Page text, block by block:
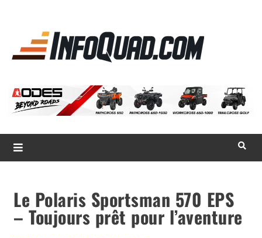
Magazine InfoQuad.com
Le Polaris Sportsman 570 EPS
– Toujours prêt pour l’aventure